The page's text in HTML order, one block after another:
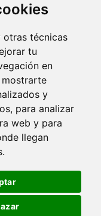
otras técnicas
tu
en
mostrarte
y
para analizar
web y para
llegan